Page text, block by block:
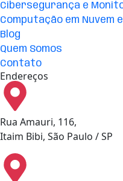
Cibersegurança e
Computação em Nuvem
Blog
Quem Somos
Contato
Endereços
Rua Amauri, 116,
Itaim Bibi, São Paulo / SP